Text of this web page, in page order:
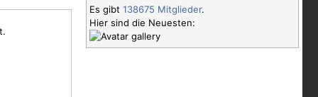
Es gibt 138675 Mitglieder.
Hier sind die Neuesten: